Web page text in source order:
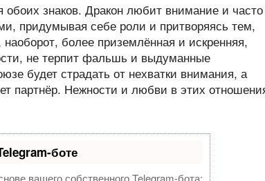
обоих знаков. Дракон любит внимание и часто
придумывая себе роли и притворяясь тем,
более приземлённая и искренняя,
не терпит фальшь и выдуманные
будет страдать от нехватки внимания, а
партнёр. Нежности и любви в этих
боте
вашего собственного Telegram-бота: